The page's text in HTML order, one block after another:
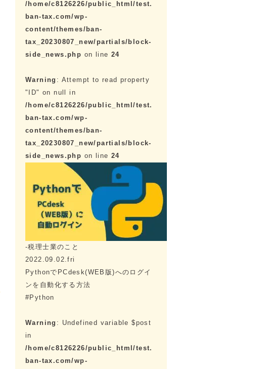
/home/c8126226/public_html/test.
ban-tax.com/wp-
content/themes/ban-
tax_20230807_new/partials/block-
side_news.php on line 24
Warning : Attempt to read property
"ID" on null in
/home/c8126226/public_html/test.
ban-tax.com/wp-
content/themes/ban-
tax_20230807_new/partials/block-
side_news.php on line 24
-税理士業のこと
2022.09.02.fri
PythonでPCdesk(WEB版)へのログイ
ンを自動化する方法
#Python
Warning : Undefined variable $post
in
/home/c8126226/public_html/test.
ban-tax.com/wp-